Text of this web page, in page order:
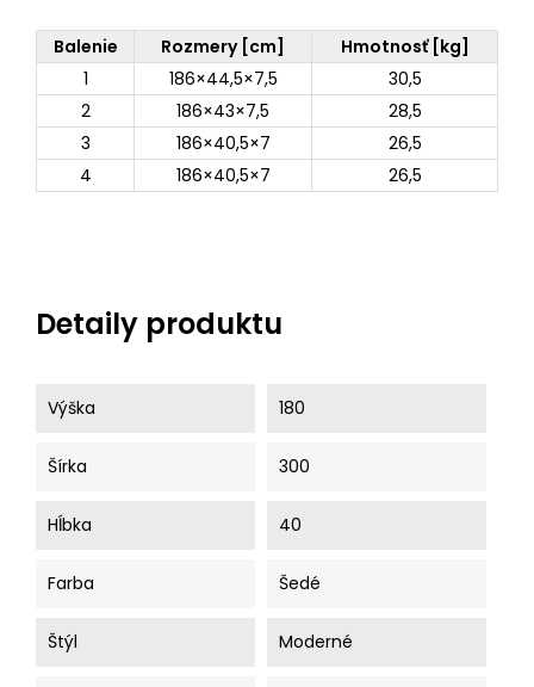
Balenie Rozmery [cm]
Hmotnosť [kg]
1
186×44,5×7,5
30,5
2
186×43×7,5
28,5
3
186×40,5×7
26,5
4
186×40,5×7 26,5
Detaily produktu
Výška 180
Šírka 300
Hĺbka 40
Farba Šedé
Štýl Moderné